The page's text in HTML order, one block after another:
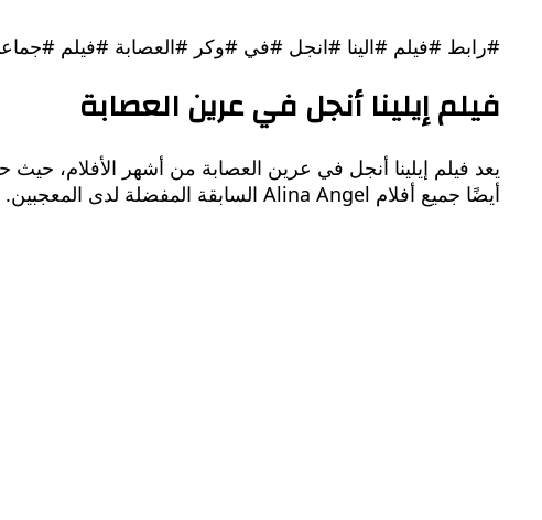
#رابط #فيلم #الينا #انجل #في #وكر #العصابة #فيلم
فيلم إيلينا أنجل في عرين العصابة
يعد فيلم إيلينا أنجل في عرين العصابة من أشهر الأفلام،
أيضًا جميع أفلام Alina Angel السابقة المفضلة لدى المعجبين.